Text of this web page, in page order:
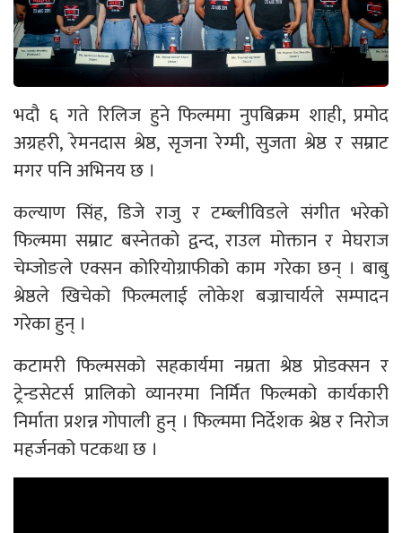
भदौ ६ गते रिलिज हुने फिल्ममा नुपबिक्रम शाही, प्रमोद
अग्रहरी, रेमनदास श्रेष्ठ, सृजना रेग्मी, सुजता श्रेष्ठ र सम्राट
मगर पनि अभिनय छ ।
कल्याण सिंह, डिजे राजु र टम्ब्लीविडले संगीत भरेको
फिल्ममा सम्राट बस्नेतको द्वन्द, राउल मोक्तान र मेघराज
चेम्जोङले एक्सन कोरियोग्राफीको काम गरेका छन् । बाबु
श्रेष्ठले खिचेको फिल्मलाई लोकेश बज्राचार्यले सम्पादन
गरेका हुन् ।
कटामरी फिल्मसको सहकार्यमा नम्रता श्रेष्ठ प्रोडक्सन र
ट्रेन्डसेटर्स प्रालिको व्यानरमा निर्मित फिल्मको कार्यकारी
निर्माता प्रशन्न गोपाली हुन् । फिल्ममा निर्देशक श्रेष्ठ र निरोज
महर्जनको पटकथा छ ।